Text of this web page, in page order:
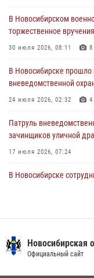
В Новосибирске
Росгвардии провели
В Новосибирске
– жертв войны в Донбассе
В Новосибирском
торжественное
30 июля 2026, 08:11 8
В Новосибирске
вневедомственной
24 июля 2026, 02:32 4
Патруль
зачинщиков уличной
17 июля 2026, 07:24
В Новосибирске
гражданина, который
«закладку»
Новосибирская
Официальный сайт